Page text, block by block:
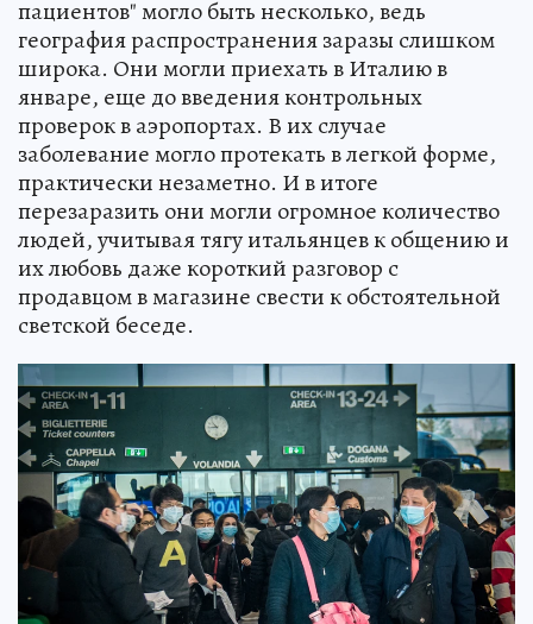
пациентов" могло быть несколько, ведь
география распространения заразы слишком
широка. Они могли приехать в Италию в
январе, еще до введения контрольных
проверок в аэропортах. В их случае
заболевание могло протекать в легкой форме,
практически незаметно. И в итоге
перезаразить они могли огромное количество
людей, учитывая тягу итальянцев к общению и
их любовь даже короткий разговор с
продавцом в магазине свести к обстоятельной
светской беседе.